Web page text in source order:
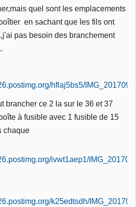
quel sont les emplacements
en sachant que les fils ont
pas besoin des branchement
brancher ce 2 la sur le 36 et 37
à fusible avec 1 fusible de 15
chaque